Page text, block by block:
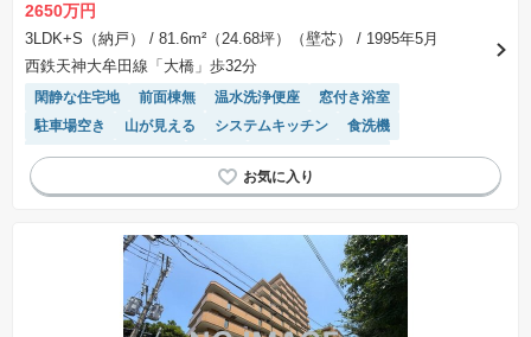
2650万円
3LDK+S（納戸） / 81.6m²（24.68坪）（壁芯）
/ 1995年5月
西鉄天神大牟田線「大橋」歩32分
閑静な住宅地 前面棟無 温水洗浄便座
窓付き浴室
駐車場空き
山が見える システムキッチン
食洗機
駐輪場・バイク置き場
平坦地
駐車場(普通車)あり
リフォーム済み物件
エレベーター
モニター付きインターホン